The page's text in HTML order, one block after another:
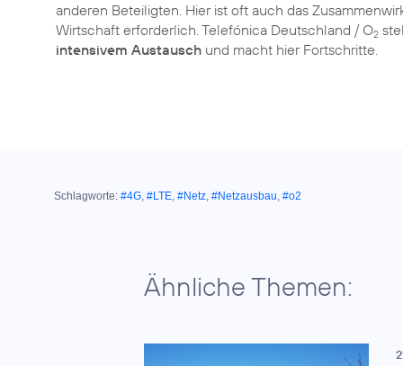
anderen Beteiligten. Hier ist oft auch das
Wirtschaft erforderlich. Telefónica Deutschland / O2
intensivem Austausch und macht hier Fortschritte.
Schlagworte: #4G, #LTE, #Netz, #Netzausbau, #o2
Ähnliche Themen: